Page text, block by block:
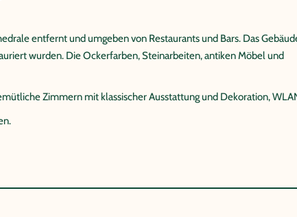
entfernt und umgeben von Restaurants und Bars. Das
wurden. Die Ockerfarben, Steinarbeiten, antiken Möbel und
Zimmern mit klassischer Ausstattung und Dekoration,